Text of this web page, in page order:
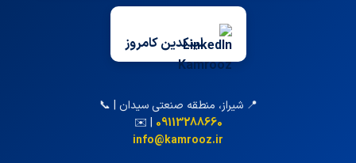
لینکدین کامروز
📍 شیراز، منطقه صنعتی سیدان | 📞
09113288660
| ✉️
info@kamrooz.ir